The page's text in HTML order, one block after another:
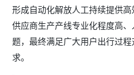
形成自动化解放人工持续提供
供应商生产产线专业化程度高
题，最终满足广大用户出行过
求。